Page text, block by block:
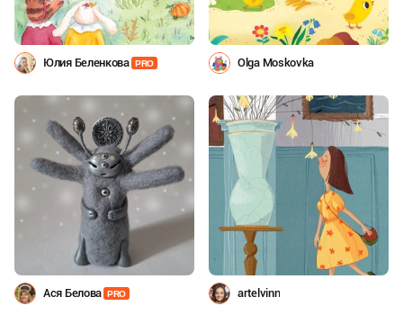
Юлия Беленкова PRO Olga Moskovka
Ася Белова PRO artelvinn